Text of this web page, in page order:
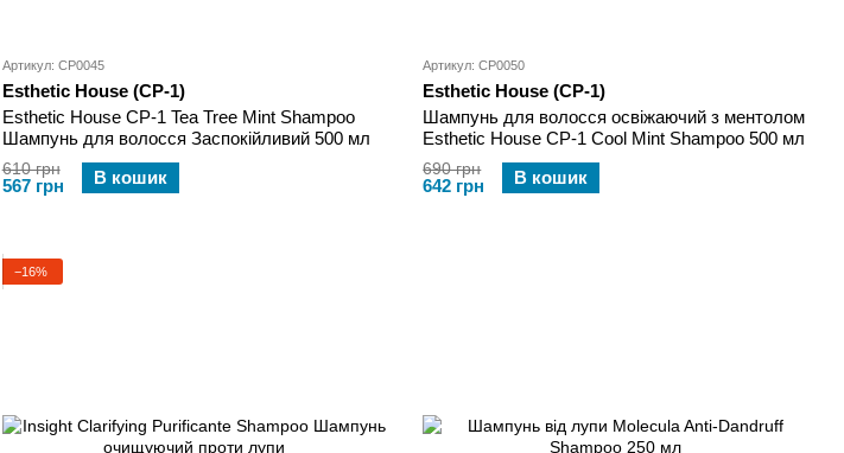
Артикул: CP0045
Esthetic House (CP-1)
Esthetic House CP-1 Tea Tree Mint Shampoo
Шампунь для волосся Заспокійливий 500 мл
610 грн
567 грн В кошик
Артикул: CP0050
Esthetic House (CP-1)
Шампунь для волосся освіжаючий з ментолом
Esthetic House CP-1 Cool Mint Shampoo 500 мл
690 грн
642 грн В кошик
−16%